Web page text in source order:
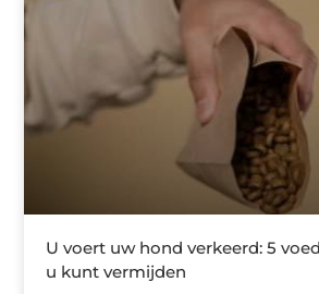
U voert uw hond verkeerd: 5
u kunt vermijden